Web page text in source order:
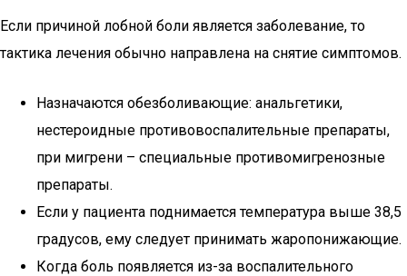
Если причиной лобной боли является заболевание, то
тактика лечения обычно направлена на снятие симптомов.
Назначаются обезболивающие: анальгетики,
нестероидные противовоспалительные препараты,
при мигрени – специальные противомигренозные
препараты.
Если у пациента поднимается температура выше 38,5
градусов, ему следует принимать жаропонижающие.
Когда боль появляется из-за воспалительного